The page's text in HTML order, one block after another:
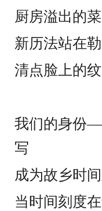
厨房溢出的
新历法站在
清点脸上的
我们的身份
写
成为故乡时
当时间刻度